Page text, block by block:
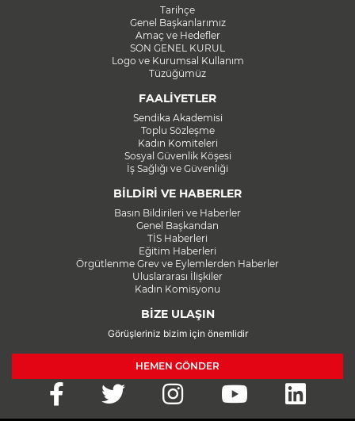
Tarihçe
Genel Başkanlarımız
Amaç ve Hedefler
SON GENEL KURUL
Logo ve Kurumsal Kullanım
Tüzüğümüz
FAALİYETLER
Sendika Akademisi
Toplu Sözleşme
Kadın Komiteleri
Sosyal Güvenlik Köşesi
İş Sağlığı ve Güvenliği
BİLDİRİ VE HABERLER
Basın Bildirileri ve Haberler
Genel Başkandan
TİS Haberleri
Eğitim Haberleri
Örgütlenme Grev ve Eylemlerden Haberler
Uluslararası İlişkiler
Kadın Komisyonu
BİZE ULAŞIN
Görüşleriniz bizim için önemlidir
HEMEN GÖNDER